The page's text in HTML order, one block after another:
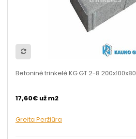
Betoninė trinkelė KG GT 2-8 200x100x80
17,60€ už m2
Greita Peržiūra